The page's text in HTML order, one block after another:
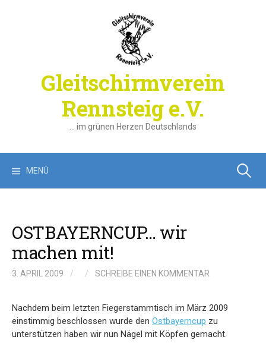
Gleitschirmverein
Rennsteig e.V.
… im grünen Herzen Deutschlands
MENÜ Suchen
OSTBAYERNCUP… wir
machen mit!
3. APRIL 2009 / / SCHREIBE EINEN KOMMENTAR
Nachdem beim letzten Fiegerstammtisch im März 2009
einstimmig beschlossen wurde den Ostbayerncup zu
unterstützen haben wir nun Nägel mit Köpfen gemacht.